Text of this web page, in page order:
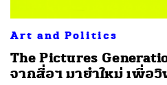
Art and Politics
The Pictures
จากสื่อฯ มายำใหม่ เพื่อ
SHARE TWEET